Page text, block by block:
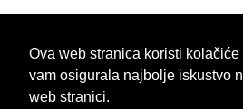
Ova web stranica koristi kolačiće
vam osigurala najbolje iskustvo
web stranici.